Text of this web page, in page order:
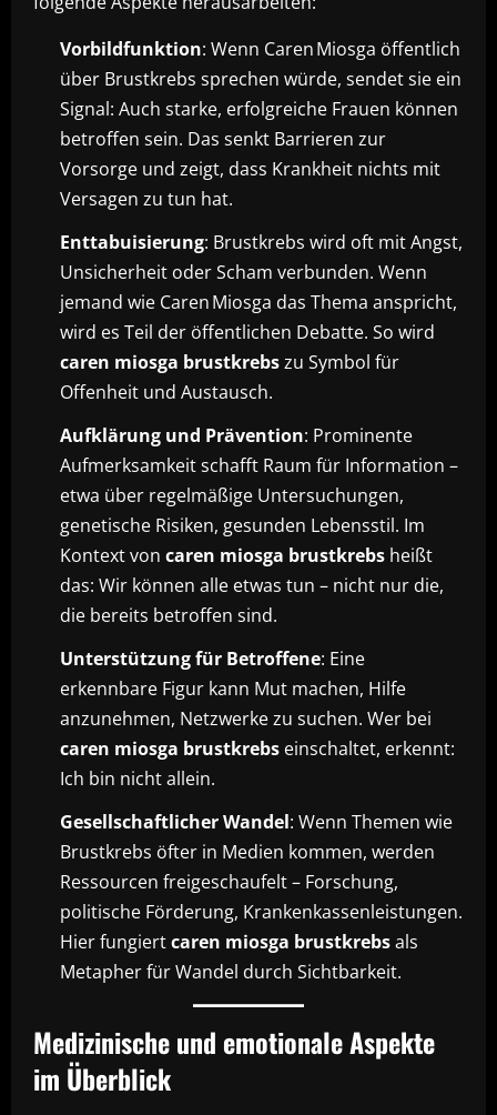
Vorbildfunktion: Wenn Caren Miosga öffentlich
über Brustkrebs sprechen würde, sendet sie ein
Signal: Auch starke, erfolgreiche Frauen können
betroffen sein. Das senkt Barrieren zur
Vorsorge und zeigt, dass Krankheit nichts mit
Versagen zu tun hat.
Enttabuisierung: Brustkrebs wird oft mit Angst,
Unsicherheit oder Scham verbunden. Wenn
jemand wie Caren Miosga das Thema anspricht,
wird es Teil der öffentlichen Debatte. So wird
caren miosga brustkrebszu Symbol für
Offenheit und Austausch.
Aufklärung und Prävention: Prominente
Aufmerksamkeit schafft Raum für Information –
etwa über regelmäßige Untersuchungen,
genetische Risiken, gesunden Lebensstil. Im
Kontext von caren miosga brustkrebs heißt
das: Wir können alle etwas tun – nicht nur die,
die bereits betroffen sind.
Unterstützung für Betroffene: Eine
erkennbare Figur kann Mut machen, Hilfe
anzunehmen, Netzwerke zu suchen. Wer bei
caren miosga brustkrebs einschaltet, erkennt:
Ich bin nicht allein.
Gesellschaftlicher Wandel: Wenn Themen wie
Brustkrebs öfter in Medien kommen, werden
Ressourcen freigeschaufelt – Forschung,
politische Förderung, Krankenkassenleistungen.
Hier fungiertcaren miosga brustkrebsals
Metapher für Wandel durch Sichtbarkeit.
Medizinische und emotionale Aspekte
im Überblick